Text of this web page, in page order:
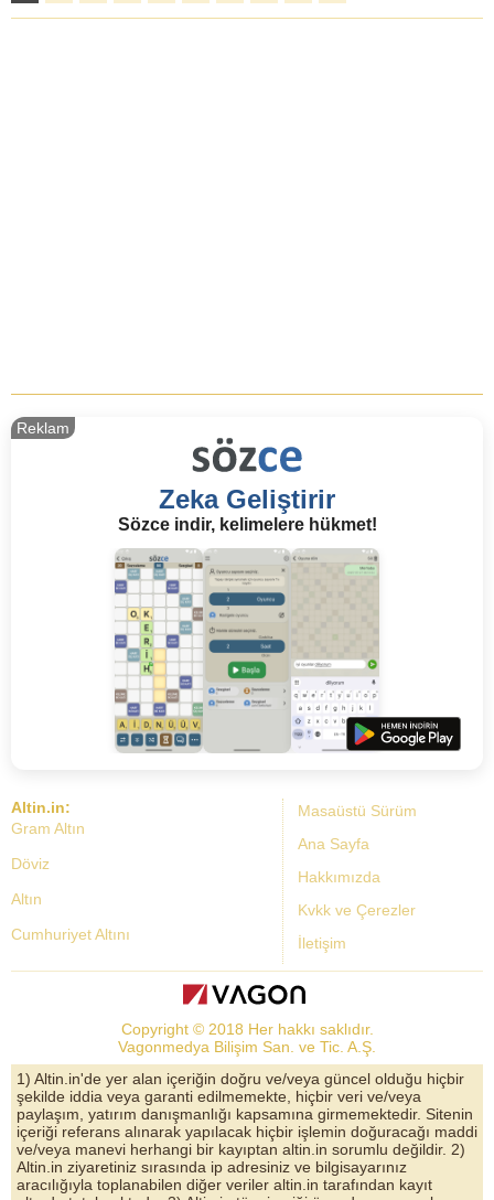
Zeka Geliştirir
Sözce indir, kelimelere hükmet!
Reklam
Masaüstü Sürüm
Ana Sayfa
Hakkımızda
Kvkk ve Çerezler
İletişim
Altin.in:
Gram Altın
Döviz
Altın
Cumhuriyet Altını
Dolar Kuru
Altın Yorumları
Döviz Kurları
Çeyrek Altın
Bitcoin
Copyright © 2018 Her hakkı saklıdır.
Vagonmedya Bilişim San. ve Tic. A.Ş.
1) Altin.in'de yer alan içeriğin doğru ve/veya güncel olduğu hiçbir
şekilde iddia veya garanti edilmemekte, hiçbir veri ve/veya
paylaşım, yatırım danışmanlığı kapsamına girmemektedir. Sitenin
içeriği referans alınarak yapılacak hiçbir işlemin doğuracağı maddi
ve/veya manevi herhangi bir kayıptan altin.in sorumlu değildir. 2)
Altin.in ziyaretiniz sırasında ip adresiniz ve bilgisayarınız
aracılığıyla toplanabilen diğer veriler altin.in tarafından kayıt